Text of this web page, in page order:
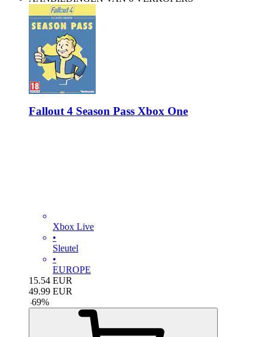
Fallout 4 Season Pass Xbox One
Xbox Live
•
Sleutel
•
EUROPE
15.54 EUR
49.99 EUR
-69%